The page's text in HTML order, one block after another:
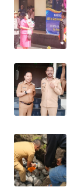
NEWS
SIDIKALANG
NEWS
SIBARAGAS
NEWS
SIANTAR
NEWS
METRO
MEDAN